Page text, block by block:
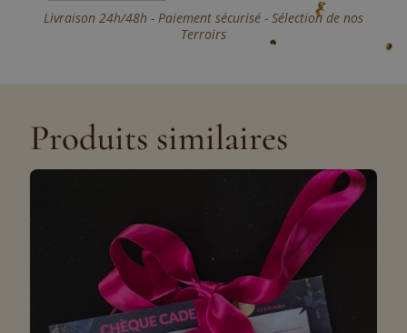
d'Olive
Vierge
Métifiot
Livraison 24h/48h - Paiement sécurisé - Sélection de nos
Terroirs
Produits similaires